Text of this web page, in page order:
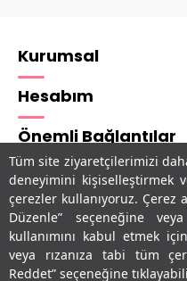
Tüm site ziyaretçilerimizi
deneyimini kişiselleştirmek
çerezler kullanıyoruz. Çerez
Düzenle” seçeneğine
kullanımını kabul etmek
veya rızanıza tabi tüm
Reddet” seçeneğine
Kurumsal
Hesabım
Önemli Bağlantılar
Adres & İletişim
Uygulamalarımız